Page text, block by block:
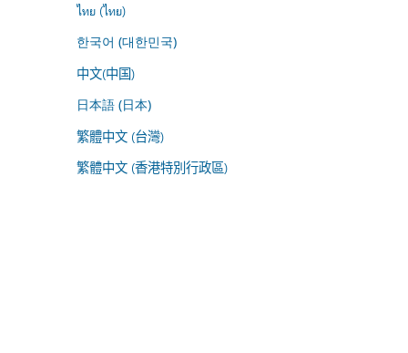
ไทย (ไทย)
한국어 (대한민국)
中文(中国)
日本語 (日本)
繁體中文 (台灣)
繁體中文 (香港特別行政區)